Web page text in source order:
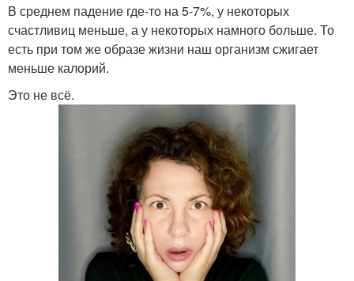
В среднем падение где-то на 5-7%, у некоторых
счастливиц меньше, а у некоторых намного больше. То
есть при том же образе жизни наш организм сжигает
меньше калорий.
Это не всё.